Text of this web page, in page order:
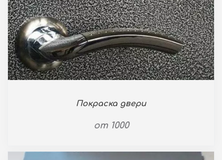
Покраска двери
от 1000